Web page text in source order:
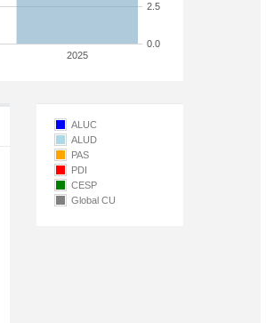
2025
0.0
2.5
ALUC
ALUD
PAS
PDI
CESP
Global CU